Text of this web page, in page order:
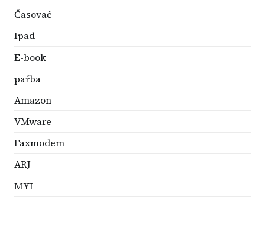
Časovač
Ipad
E-book
pařba
Amazon
VMware
Faxmodem
ARJ
MYI